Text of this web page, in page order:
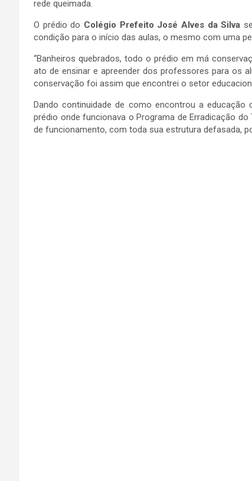
rede queimada.
O prédio do Colégio Prefeito José Alves da Silva
condição para o início das aulas, o mesmo com uma
“Banheiros quebrados, todo o prédio em má
ato de ensinar e apreender dos professores para os
conservação foi assim que encontrei o setor
Dando continuidade de como encontrou a educação
prédio onde funcionava o Programa de Erradicação
de funcionamento, com toda sua estrutura defasada,